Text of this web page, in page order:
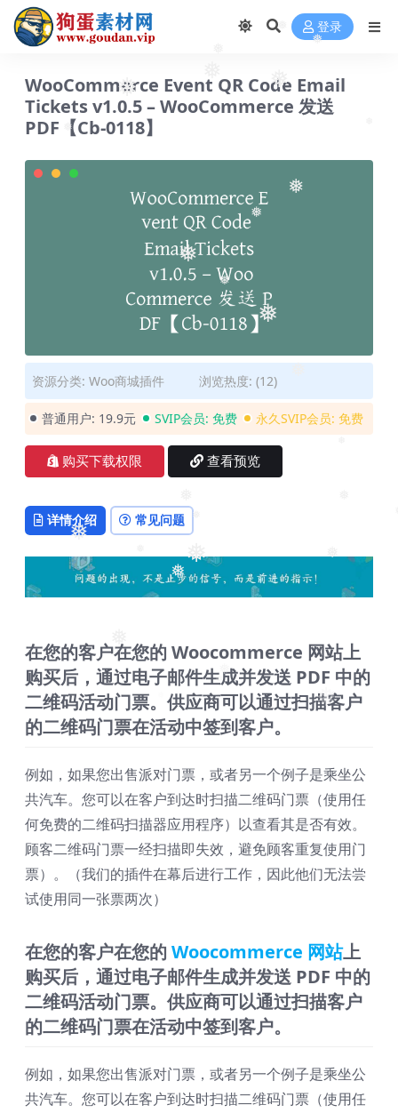
❅
❅
❅
❅
❅
❅
❅
❅
❅
❅
❅
❅
❅
❅
❅ ❅
❅
❅
登录
WooCommerce Event QR Code Email
Tickets v1.0.5 – WooCommerce 发送
PDF【Cb-0118】
资源分类: Woo商城插件 浏览热度: (12)
普通用户: 19.9元 SVIP会员: 免费 永久SVIP会员: 免费
购买下载权限 查看预览
详情介绍 常见问题
在您的客户在您的 Woocommerce 网站上
购买后，通过电子邮件生成并发送 PDF 中的
二维码活动门票。供应商可以通过扫描客户
的二维码门票在活动中签到客户。
例如，如果您出售派对门票，或者另一个例子是乘坐公
共汽车。您可以在客户到达时扫描二维码门票（使用任
何免费的二维码扫描器应用程序）以查看其是否有效。
顾客二维码门票一经扫描即失效，避免顾客重复使用门
票）。（我们的插件在幕后进行工作，因此他们无法尝
试使用同一张票两次）
在您的客户在您的 Woocommerce 网站上
购买后，通过电子邮件生成并发送 PDF 中的
二维码活动门票。供应商可以通过扫描客户
的二维码门票在活动中签到客户。
例如，如果您出售派对门票，或者另一个例子是乘坐公
共汽车。您可以在客户到达时扫描二维码门票（使用任